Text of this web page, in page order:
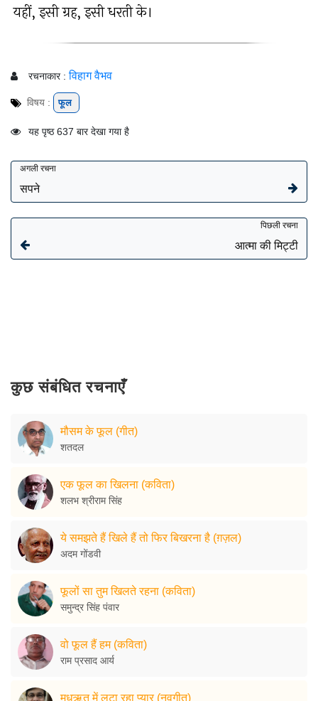
यहीं, इसी ग्रह, इसी धरती के।
रचनाकार : विहाग वैभव
विषय : फूल
यह पृष्ठ 637 बार देखा गया है
अगली रचना
सपने
पिछली रचना
आत्मा की मिट्टी
कुछ संबंधित रचनाएँ
मौसम के फूल (गीत)
शतदल
एक फूल का खिलना (कविता)
शलभ श्रीराम सिंह
ये समझते हैं खिले हैं तो फिर बिखरना है (ग़ज़ल)
अदम गोंडवी
फूलों सा तुम खिलते रहना (कविता)
समुन्द्र सिंह पंवार
वो फूल हैं हम (कविता)
राम प्रसाद आर्य
मधुऋतु में लुटा रहा प्यार (नवगीत)